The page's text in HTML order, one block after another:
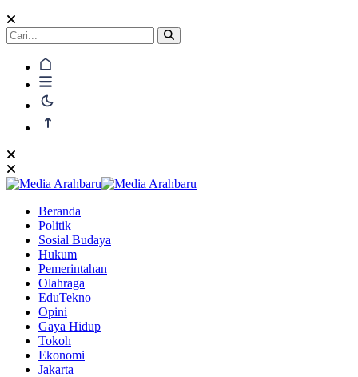
Beranda
Politik
Sosial Budaya
Hukum
Pemerintahan
Olahraga
EduTekno
Opini
Gaya Hidup
Tokoh
Ekonomi
Jakarta